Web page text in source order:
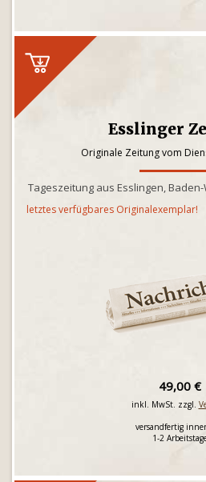
Esslinger
Originale Zeitung vom
Tageszeitung aus Esslingen,
letztes verfügbares Originalexemplar!
49,00 €
inkl. MwSt. zzgl.
versandfertig
1-2